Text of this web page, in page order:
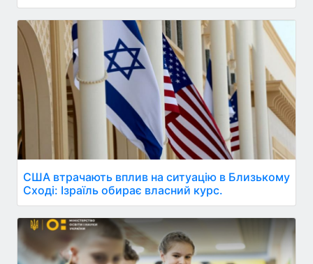
США втрачають вплив на ситуацію в Близькому
Сході: Ізраїль обирає власний курс.